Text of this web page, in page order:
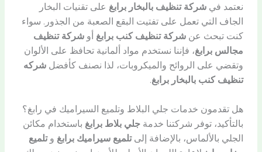
نعتمد فيشركة تنظيف بالبخار برابغ على تقنيات البخار
الجاف التي تعمل على تفتيت البقع الصعبة من الجذور. سواء
كنت تبحث عنشركة تنظيف كنب برابغ أوشركة تنظيف
مجالس برابغ، فإننا نستخدم مواد ألمانية تحافظ على الألوان
وتقضي على الروائح والميكروبات، لذا نصنف كأفضلشركه
تنظيف كنب بالبخار برابغ.
هل تقدمون خدمات جلي البلاط وتلميع السيراميك في رابغ؟
بالتأكيد، توفر شركتنا خدمةجلي بلاط برابغ باستخدام مكائن
الجلي بالألماس، بالإضافة إلىتلميع سيراميك برابغ وتلميع